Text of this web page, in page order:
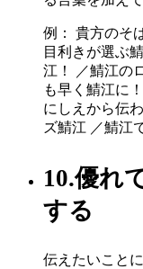
例： 貴方のそ
目利きが選ぶ
江！ ／鯖江の
も早く鯖江に
にしえから伝
ズ鯖江 ／鯖江
10.優れ
する
伝えたいこと